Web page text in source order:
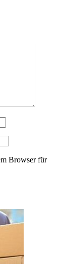
Browser für